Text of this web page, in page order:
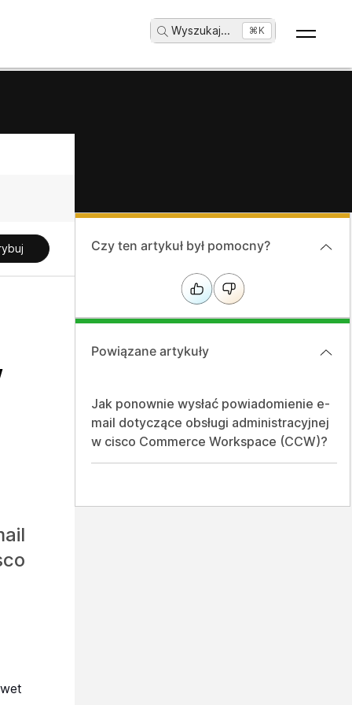
Wyszukaj... ⌘K
Czy ten artykuł był pomocny?
Powiązane artykuły
Jak ponownie wysłać powiadomienie e-
mail dotyczące obsługi administracyjnej
w cisco Commerce Workspace (CCW)?